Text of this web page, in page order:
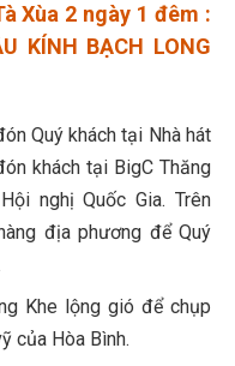
Xùa 2 ngày 1 đêm :
KÍNH BẠCH LONG
Quý khách tại Nhà hát
khách tại BigC Thăng
nghị Quốc Gia. Trên
địa phương để Quý
Khe lộng gió để chụp
của Hòa Bình.